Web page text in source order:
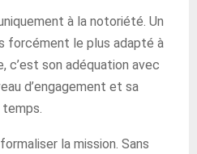
à la notoriété. Un
forcément le plus adapté à
c’est son adéquation avec
d’engagement et sa
la mission. Sans